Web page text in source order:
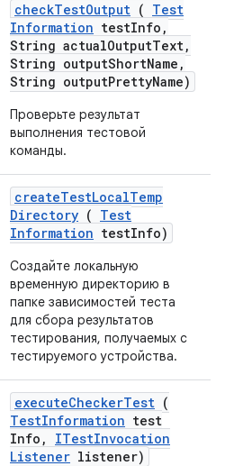
checkTestOutput ( Test
Information testInfo ,
String actualOutputText,
String outputShortName ,
String outputPrettyName)
Проверьте результат
выполнения тестовой
команды.
createTestLocalTemp
Directory ( Test
Information testInfo)
Создайте локальную
временную директорию в
папке зависимостей теста
для сбора результатов
тестирования, получаемых с
тестируемого устройства.
executeCheckerTest (
TestInformation test
Info , ITestInvocation
Listener listener)